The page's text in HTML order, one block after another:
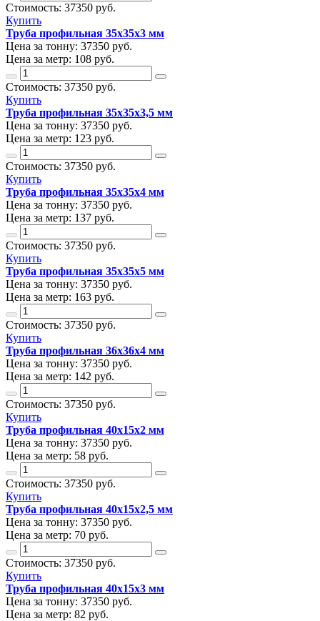
Стоимость: 37350 руб.
Купить
Труба профильная 35х35х3 мм
Цена за тонну: 37350 руб.
Цена за метр: 108 руб.
Стоимость: 37350 руб.
Купить
Труба профильная 35х35х3,5 мм
Цена за тонну: 37350 руб.
Цена за метр: 123 руб.
Стоимость: 37350 руб.
Купить
Труба профильная 35х35х4 мм
Цена за тонну: 37350 руб.
Цена за метр: 137 руб.
Стоимость: 37350 руб.
Купить
Труба профильная 35х35х5 мм
Цена за тонну: 37350 руб.
Цена за метр: 163 руб.
Стоимость: 37350 руб.
Купить
Труба профильная 36х36х4 мм
Цена за тонну: 37350 руб.
Цена за метр: 142 руб.
Стоимость: 37350 руб.
Купить
Труба профильная 40х15х2 мм
Цена за тонну: 37350 руб.
Цена за метр: 58 руб.
Стоимость: 37350 руб.
Купить
Труба профильная 40х15х2,5 мм
Цена за тонну: 37350 руб.
Цена за метр: 70 руб.
Стоимость: 37350 руб.
Купить
Труба профильная 40х15х3 мм
Цена за тонну: 37350 руб.
Цена за метр: 82 руб.